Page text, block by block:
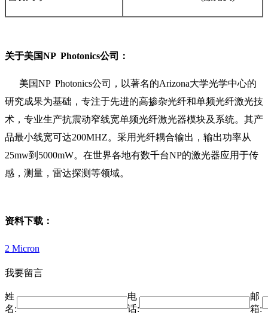
关于美国NP Photonics公司：
美国NP Photonics公司，以著名的Arizona大学光学中心的
研究成果为基础，专注于先进的高掺杂光纤和单频光纤激光技
术，专业生产抗震动窄线宽单频光纤激光器模块及系统。其产
品最小线宽可达200MHZ。采用光纤耦合输出，输出功率从
25mw到5000mW。在世界各地有数千台NP的激光器应用于传
感，测量，雷达探测等领域。
资料下载：
2 Micron
我要留言
姓
名:
电
话:
邮
箱: